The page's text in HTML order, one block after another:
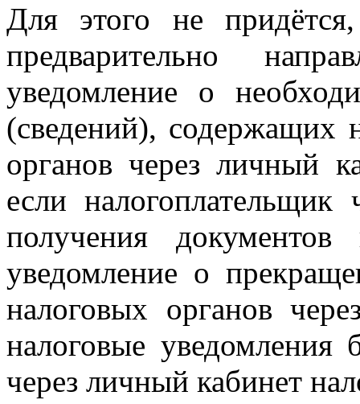
Для этого не
предварительно
уведомление о
(сведений), содержащих
органов через личный
если
получения
уведомление о
налоговых органов
налоговые уведомления
через личный кабинет